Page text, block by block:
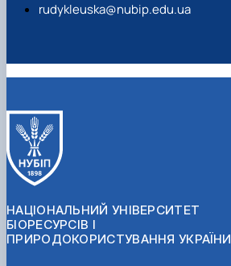
rudykleuska@nubip.edu.ua
НАЦІОНАЛЬНИЙ УНІВЕРСИТЕТ
БІОРЕСУРСІВ І
ПРИРОДОКОРИСТУВАННЯ УКРАЇНИ